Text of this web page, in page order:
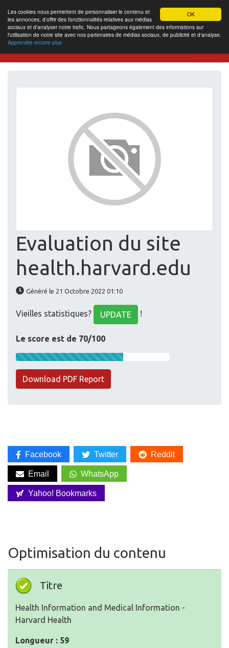
OK
Les cookies nous permettent de personnaliser le contenu et
les annonces, d'offrir des fonctionnalités relatives aux médias
sociaux et d'analyser notre trafic. Nous partageons également des informations sur
l'utilisation de notre site avec nos partenaires de médias sociaux, de publicité et d'analyse.
Apprendre encore plus
Website Review
Evaluation du site
health.harvard.edu
Généré le 21 Octobre 2022 01:10
Vieilles statistiques? UPDATE !
Le score est de 70/100
Download PDF Report
Facebook Twitter Reddit
Email WhatsApp
Yahoo! Bookmarks
Optimisation du contenu
Titre
Health Information and Medical Information -
Harvard Health
Longueur : 59